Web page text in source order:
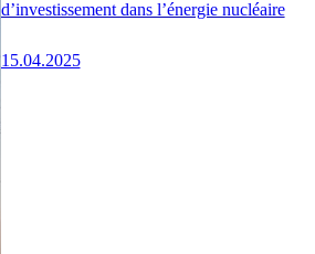
d’investissement dans l’énergie nucléaire
15.04.2025